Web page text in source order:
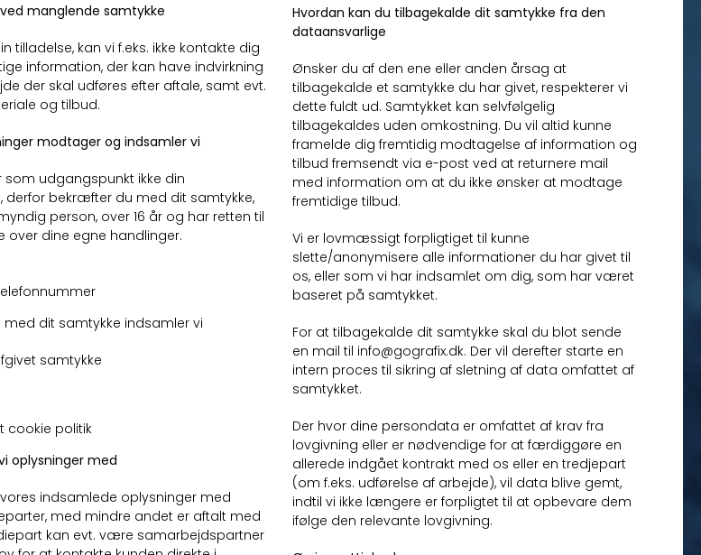
manglende samtykke
tilladelse, kan vi f.eks. ikke kontakte dig
information, der kan have indvirkning
der skal udføres efter aftale, samt evt.
og tilbud.
modtager og indsamler vi
som udgangspunkt ikke din
derfor bekræfter du med dit samtykke,
person, over 16 år og har retten til
over dine egne handlinger.
med dit samtykke indsamler vi
samtykke
cookie politik
oplysninger med
vores indsamlede oplysninger med
med mindre andet er aftalt med
kan evt. være samarbejdspartner
Hvordan kan du tilbagekalde dit samtykke fra den
dataansvarlige
Ønsker du af den ene eller anden årsag at
tilbagekalde et samtykke du har givet, respekterer vi
dette fuldt ud. Samtykket kan selvfølgelig
tilbagekaldes uden omkostning. Du vil altid kunne
framelde dig fremtidig modtagelse af information og
tilbud fremsendt via e-post ved at returnere mail
med information om at du ikke ønsker at modtage
fremtidige tilbud.
Vi er lovmæssigt forpligtiget til kunne
slette/anonymisere alle informationer du har givet til
os, eller som vi har indsamlet om dig, som har været
baseret på samtykket.
For at tilbagekalde dit samtykke skal du blot sende
en mail til info@gografix.dk. Der vil derefter starte en
intern proces til sikring af sletning af data omfattet af
samtykket.
Der hvor dine persondata er omfattet af krav fra
lovgivning eller er nødvendige for at færdiggøre en
allerede indgået kontrakt med os eller en tredjepart
(om f.eks. udførelse af arbejde), vil data blive gemt,
indtil vi ikke længere er forpligtet til at opbevare dem
ifølge den relevante lovgivning.